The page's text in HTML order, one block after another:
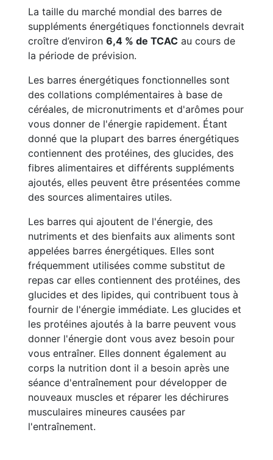
La taille du marché mondial des barres de
suppléments énergétiques fonctionnels devrait
croître d’environ 6,4 % de TCAC au cours de
la période de prévision.
Les barres énergétiques fonctionnelles sont
des collations complémentaires à base de
céréales, de micronutriments et d'arômes pour
vous donner de l'énergie rapidement. Étant
donné que la plupart des barres énergétiques
contiennent des protéines, des glucides, des
fibres alimentaires et différents suppléments
ajoutés, elles peuvent être présentées comme
des sources alimentaires utiles.
Les barres qui ajoutent de l'énergie, des
nutriments et des bienfaits aux aliments sont
appelées barres énergétiques. Elles sont
fréquemment utilisées comme substitut de
repas car elles contiennent des protéines, des
glucides et des lipides, qui contribuent tous à
fournir de l'énergie immédiate. Les glucides et
les protéines ajoutés à la barre peuvent vous
donner l'énergie dont vous avez besoin pour
vous entraîner. Elles donnent également au
corps la nutrition dont il a besoin après une
séance d'entraînement pour développer de
nouveaux muscles et réparer les déchirures
musculaires mineures causées par
l'entraînement.